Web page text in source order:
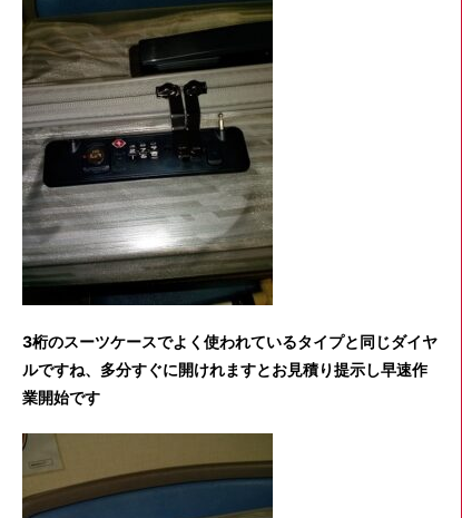
3桁のスーツケースでよく使われているタイプと同じダイヤ
ルですね、多分すぐに開けれますとお見積り提示し早速作
業開始です